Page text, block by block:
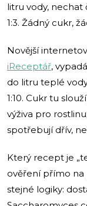
litru vody,
1:3. Žádný cukr,
Novější
iReceptář,
do litru teplé
1:10. Cukr tu
výživa pro
spotřebují dřív,
Který recept je
ověření přímo na
stejné logiky: